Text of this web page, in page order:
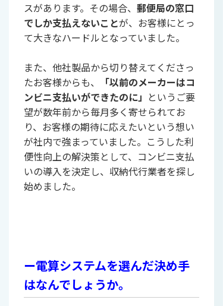
スがあります。その場合、 郵便局の窓口
でしか支払えないことが、お客様にとっ
て大きなハードルとなっていました。
また、他社製品から切り替えてくださっ
たお客様からも、
「以前のメーカーはコ
ンビニ支払いができたのに」 というご要
望が数年前から毎月多く寄せられてお
り、お客様の期待に応えたいという想い
が社内で強まっていました。こうした利
便性向上の解決策として、コンビニ支払
いの導入を決定し、収納代行業者を探し
始めました。
ー電算システムを選んだ決め手
はなんでしょうか。